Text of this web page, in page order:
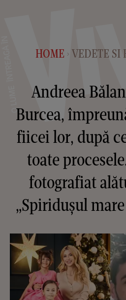
HOME > VEDETE SI
Andreea
Burcea,
fiicei lor, după
toate
fotografiat
„Spiridușul